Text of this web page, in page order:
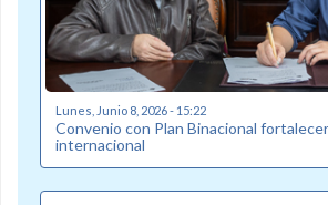
Lunes, Junio 8, 2026 - 15:22
Convenio con Plan Binacional
internacional